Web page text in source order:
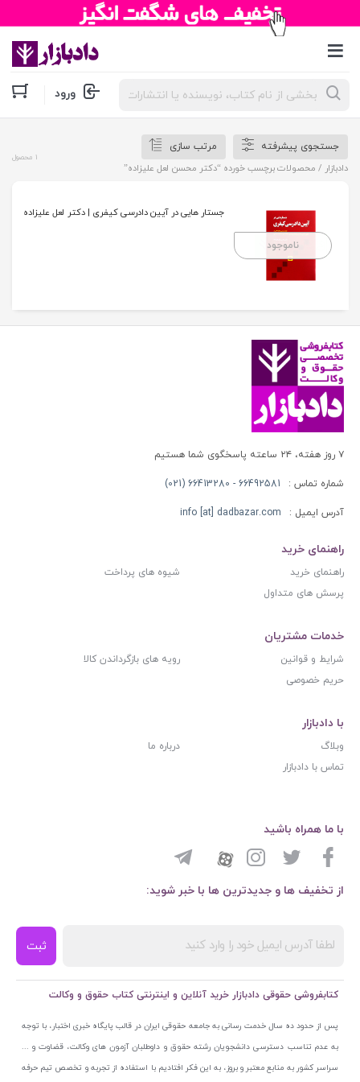
جستجوی
محصولات ورود
جستجوی پیشرفته
مرتب سازی
دادبازار / محصولات برچسب خورده “دکتر محسن لعل علیزاده”
1 محصول
ناموجود
جستار هایی در آیین دادرسی کیفری | دکتر لعل علیزاده
۷ روز هفته، ۲۴ ساعته پاسخگوی شما هستیم
شماره تماس : 66492581 - 66413280 (021)
آدرس ایمیل : info [at] dadbazar.com
راهنمای خرید
راهنمای خرید
شیوه های پرداخت
پرسش های متداول
خدمات مشتریان
شرایط و قوانین
رویه های بازگرداندن کالا
حریم خصوصی
با دادبازار
وبلاگ
درباره ما
تماس با دادبازار
از تخفیف ها و جدیدترین ها با خبر شوید:
ثبت
با ما همراه باشید
کتابفروشی حقوقی دادبازار خرید آنلاین و اینترنتی کتاب حقوق و وکالت
پس از حدود ده سال خدمت رسانی به جامعه حقوقی ایران در قالب پایگاه خبری اختبار، با توجه
به عدم تناسب دسترسی دانشجویان رشته حقوق و داوطلبان آزمون های وکالت، قضاوت و ...
سراسر کشور به منابع معتبر و بروز، به این فکر افتادیم با استفاده از تجربه و تخصص تیم حرفه